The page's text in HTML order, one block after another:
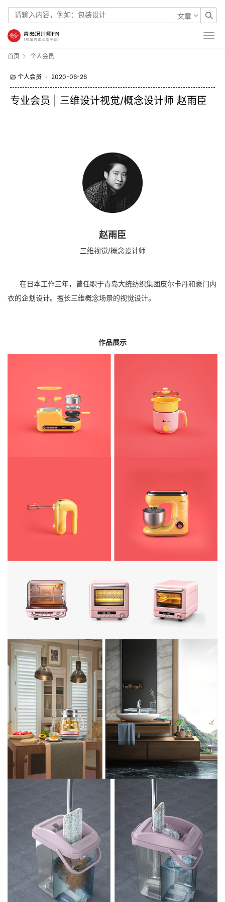
文章
首页 个人会员
个人会员 • 2020-06-26
专业会员 | 三维设计视觉/概念设计师 赵雨臣
赵雨臣
三维视觉/概念设计师
在日本工作三年，曾任职于青岛大统纺织集团皮尔卡丹和豪门内
衣的企划设计。擅长三维概念场景的视觉设计。
作品展示